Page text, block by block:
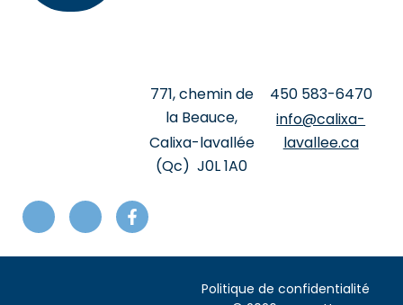
771, chemin de
la Beauce,
Calixa-lavallée
(Qc) J0L 1A0
‍450 ‍583-6470
info@calixa-
lavallee.ca
I
o
n
I
o
n
F
a
c
e
Politique de confidentialité